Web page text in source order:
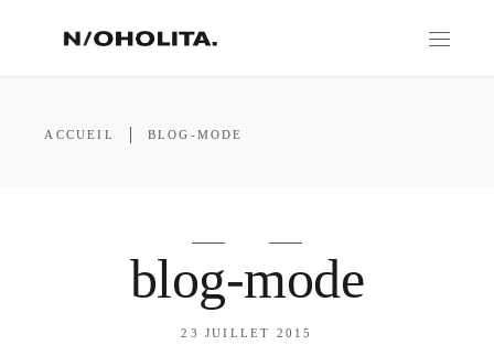
ACCUEIL BLOG-MODE
blog-mode
23 JUILLET 2015